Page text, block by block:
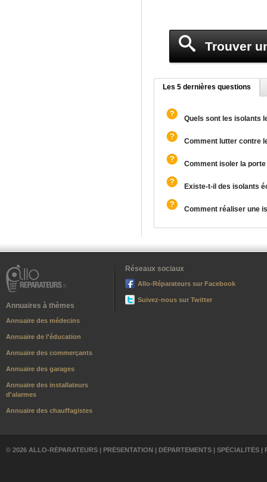
Trouver
Les 5 dernières questions
Quels sont les isolants
Comment lutter contre
Comment isoler la porte
Existe-t-il des isolants
Comment réaliser une
Annuaires à thèmes
Annuaire des médecins
Annuaire de l'éducation
Annuaire des commerçants
Annuaire des garages
Annuaire des installateurs
d'alarmes
Annuaire des chauffagistes
Réseaux sociaux
Allo-Réparateurs sur Facebook
Suivez-nous sur Twitter
© 2026 ALLO-RÉPARATEURS | PRÉSENTATION | DÉPARTEMENTS | SPÉCIALITÉS |